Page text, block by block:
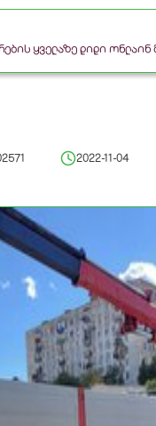
ყველაზე დიდი
2022-11-04